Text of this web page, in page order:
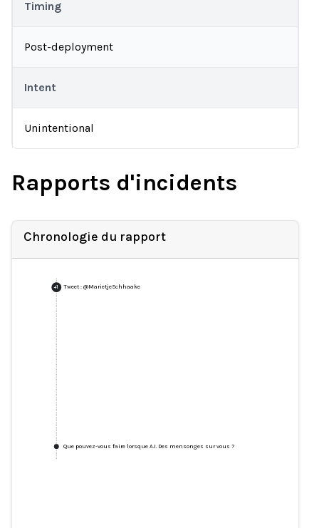
Timing
Post-deployment
Intent
Unintentional
Rapports d'incidents
Chronologie du rapport
+1 Tweet : @MarietjeSchhaake
Que pouvez-vous faire lorsque A.I. Des mensonges sur vous ?